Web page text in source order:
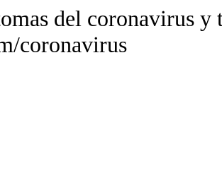
del coronavirus y
coronavirus